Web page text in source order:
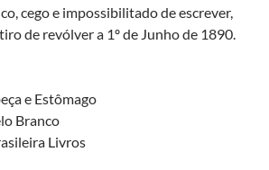
cego e impossibilitado de escrever,
de revólver a 1º de Junho de 1890.
e Estômago
Branco
Livros